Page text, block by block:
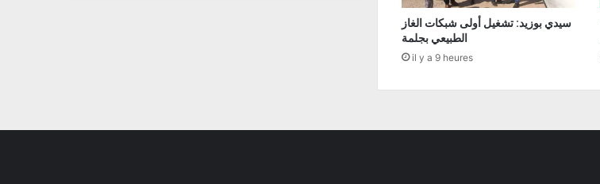
سيدي بوزيد: تشغيل أولى شبكات الغاز
الطبيعي بجلمة
il y a 9 heures